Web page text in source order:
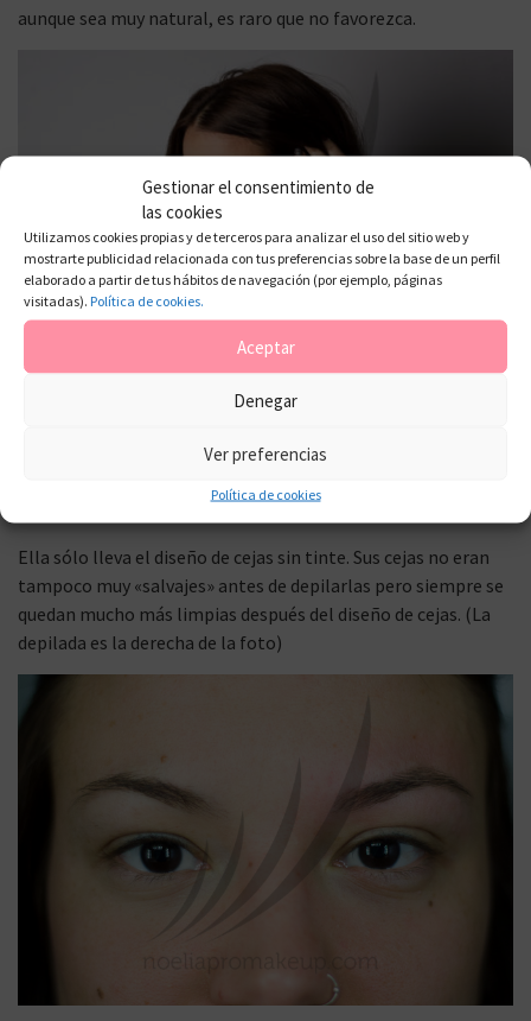
Gestionar el consentimiento de
las cookies
Utilizamos cookies propias y de terceros para analizar el uso del sitio web y
mostrarte publicidad relacionada con tus preferencias sobre la base de un perfil
elaborado a partir de tus hábitos de navegación (por ejemplo, páginas
visitadas). Política de cookies.
Aceptar
Denegar
Ver preferencias
Política de cookies
aunque sea muy natural, es raro que no favorezca.
Anteriormente también le hice undiseño de cejas
empezar a hacerlo con cita previa en mi estudio. Diseños con
Ella sólo lleva el diseño de cejas sin tinte. Sus cejas no eran
tampoco muy «salvajes» antes de depilarlas pero siempre se
quedan mucho más limpias después del diseño de cejas. (La
depilada es la derecha de la foto)